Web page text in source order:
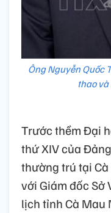
Ông Nguyễn Quốc
thao
Trước thềm Đại
thứ XIV của
thường trú tại
với Giám đốc Sở
lịch tỉnh Cà Mau